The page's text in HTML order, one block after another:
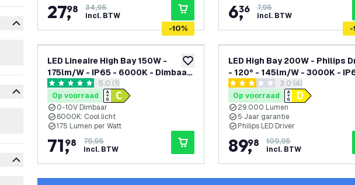
27,
98
34,95
incl. BTW
6,
36
7,95
incl. BTW
toevoegen aan verlanglijst
-10%
LED Lineaire High Bay 150W -
175lm/W - IP65 - 6000K - Dimbaar
- Lumileds Chips -
Magazijnverlichting - 5 jaar
garantie
reviews drawer openen
5 score sterren5.0 (1)
Op voorraad
0-10V Dimbaar
6000K: Cool licht
175 Lumen per Watt
71,
98
79,95
incl. BTW
-
LED High Bay 200W - Philips
- 120° - 145lm/W - 3000K -
Dimbaar - 5 Jaar Garantie
reviews drawer
3 score sterren3.0 (4)
Op voorraad
29.000 Lumen
5 Jaar garantie
Philips LED Driver
89,
98
109,95
incl. BTW